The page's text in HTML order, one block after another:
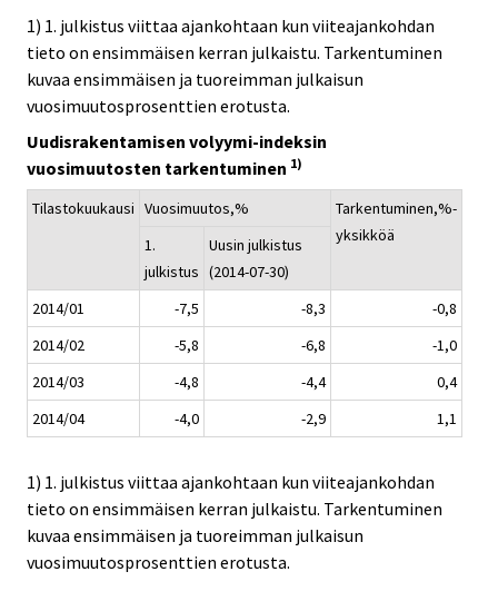
1) 1. julkistus viittaa ajankohtaan kun viiteajankohdan
tieto on ensimmäisen kerran julkaistu. Tarkentuminen
kuvaa ensimmäisen ja tuoreimman julkaisun
vuosimuutosprosenttien erotusta.
Uudisrakentamisen volyymi-indeksin
vuosimuutosten tarkentuminen 1)
Tilastokuukausi Vuosimuutos,%
Tarkentuminen,%-
yksikköä
1.
julkistus
Uusin julkistus
(2014-07-30)
2014/01
-7,5 -8,3
-0,8
2014/02
-5,8 -6,8
-1,0
2014/03
-4,8 -4,4
0,4
2014/04
-4,0 -2,9 1,1
1) 1. julkistus viittaa ajankohtaan kun viiteajankohdan
tieto on ensimmäisen kerran julkaistu. Tarkentuminen
kuvaa ensimmäisen ja tuoreimman julkaisun
vuosimuutosprosenttien erotusta.